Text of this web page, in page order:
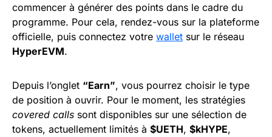
commencer à générer des points dans le cadre du
programme. Pour cela, rendez-vous sur la plateforme
officielle, puis connectez votre wallet sur le réseau
HyperEVM.
Depuis l’onglet “Earn”, vous pourrez choisir le type
de position à ouvrir. Pour le moment, les stratégies
covered calls sont disponibles sur une sélection de
tokens, actuellement limités à $UETH, $kHYPE,